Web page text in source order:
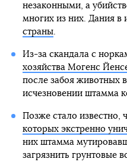
незаконными, а
многих из них. Дания в
страны.
Из-за скандала с
хозяйства Могенс
после забоя животных
исчезновении штамма
Позже стало известно,
которых экстренно
них штамма
загрязнить грунтовые